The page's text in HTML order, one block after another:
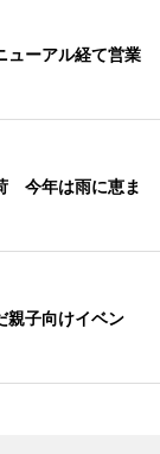
ューアル経て営業
今年は雨に恵ま
親子向けイベン